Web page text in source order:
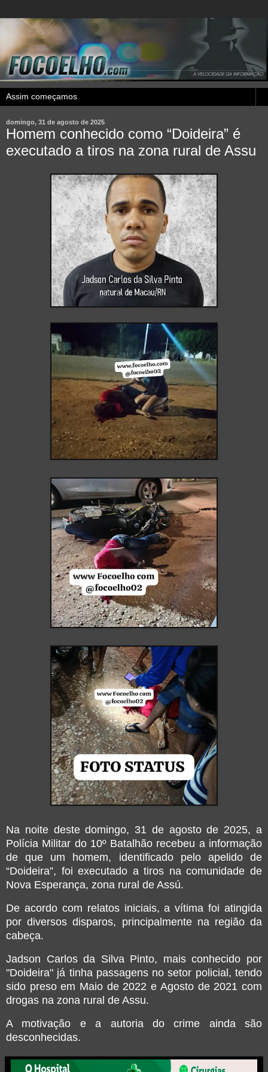
domingo, 31 de agosto de 2025
Homem conhecido como “Doideira” é
executado a tiros na zona rural de Assu
Na noite deste domingo, 31 de agosto de 2025, a
Polícia Militar do 10º Batalhão recebeu a informação
de que um homem, identificado pelo apelido de
“Doideira”, foi executado a tiros na comunidade de
Nova Esperança, zona rural de Assú.
De acordo com relatos iniciais, a vítima foi atingida
por diversos disparos, principalmente na região da
cabeça.
Jadson Carlos da Silva Pinto, mais conhecido por
"Doideira" já tinha passagens no setor policial, tendo
sido preso em Maio de 2022 e Agosto de 2021 com
drogas na zona rural de Assu.
A motivação e a autoria do crime ainda são
desconhecidas.